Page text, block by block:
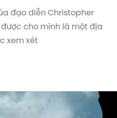
đạo diễn Christopher
cho mình là một địa
xem xét